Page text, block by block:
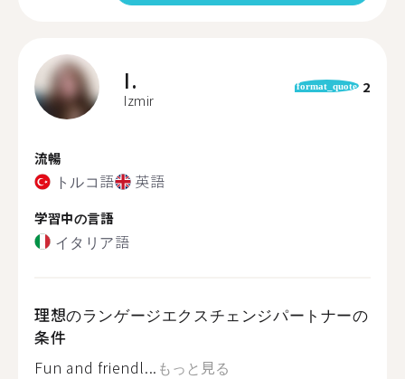
I.
Izmir
format_quote 2
流暢
トルコ語 英語
学習中の言語
イタリア語
理想のランゲージエクスチェンジパートナーの
条件
Fun and friendl... もっと見る